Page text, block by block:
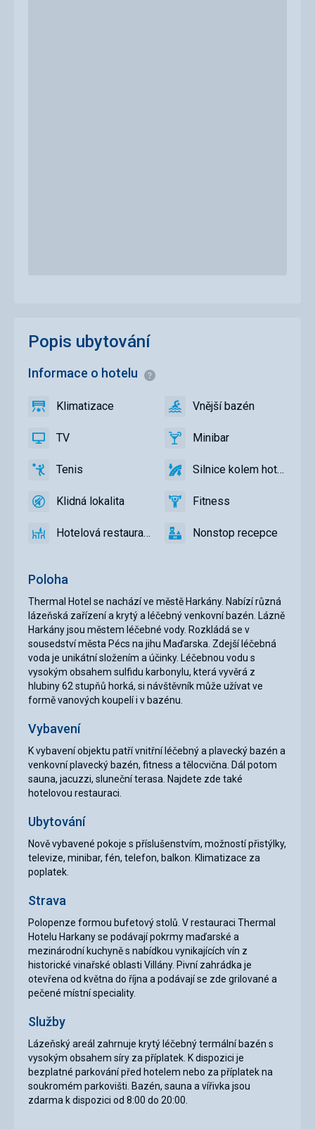
Poloha
Thermal Hotel se nachází ve městě Harkány. Nabízí různá
lázeňská zařízení a krytý a léčebný venkovní bazén. Lázně
Harkány jsou městem léčebné vody. Rozkládá se v
sousedství města Pécs na jihu Maďarska. Zdejší léčebná
voda je unikátní složením a účinky. Léčebnou vodu s
vysokým obsahem sulfidu karbonylu, která vyvěrá z
hlubiny 62 stupňů horká, si návštěvník může užívat ve
formě vanových koupelí i v bazénu.
Vybavení
K vybavení objektu patří vnitřní léčebný a plavecký bazén a
venkovní plavecký bazén, fitness a tělocvična. Dál potom
sauna, jacuzzi, sluneční terasa. Najdete zde také
hotelovou restauraci.
Ubytování
Nově vybavené pokoje s příslušenstvím, možností přistýlky,
televize, minibar, fén, telefon, balkon. Klimatizace za
poplatek.
Strava
Polopenze formou bufetový stolů. V restauraci Thermal
Hotelu Harkany se podávají pokrmy maďarské a
mezinárodní kuchyně s nabídkou vynikajících vín z
historické vinařské oblasti Villány. Pivní zahrádka je
otevřena od května do října a podávají se zde grilované a
pečené místní speciality.
Služby
Lázeňský areál zahrnuje krytý léčebný termální bazén s
vysokým obsahem síry za příplatek. K dispozici je
bezplatné parkování před hotelem nebo za příplatek na
soukromém parkovišti. Bazén, sauna a vířivka jsou
zdarma k dispozici od 8:00 do 20:00.
Popis ubytování
Informace o hotelu Informace
Klimatizace
Klimatizace
ano
VnějšíVnější bazén
ano
TV TV
ano MinibarMinibar
ano
TenisTenis
ano
Silnice
hotelu
Silnice kolem hotelu
ano
KlidnáKlidná lokalita
ano FitnessFitness
ano
HotelováHotelová restaurace
ano
NonstopNonstop recepce
ano